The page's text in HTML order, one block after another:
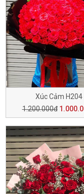
Xúc Cảm H204
1.200.000đ